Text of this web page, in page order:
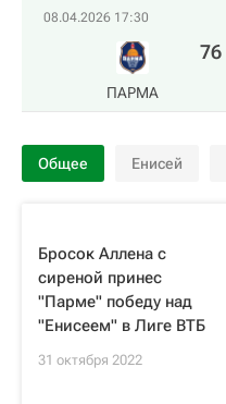
08.04.2026 17:30
ПАРМА
76
Общее Енисей
Бросок Аллена с
сиреной принес
"Парме" победу над
"Енисеем" в Лиге ВТБ
31 октября 2022